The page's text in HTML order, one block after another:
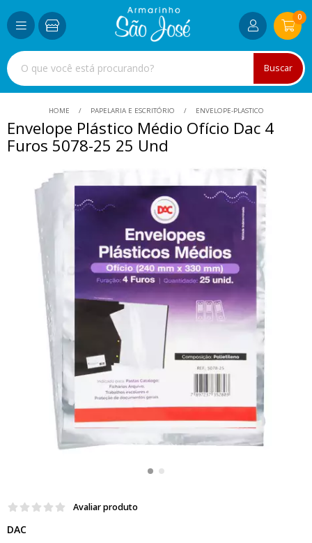
Buscar
0
HOME PAPELARIA E ESCRITÓRIO ENVELOPE-PLASTICO
Envelope Plástico Médio Ofício Dac 4
Furos 5078-25 25 Und
Avaliar produto
DAC